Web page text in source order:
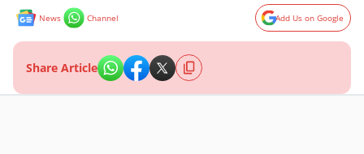
News Channel Add Us on Google
Share Article